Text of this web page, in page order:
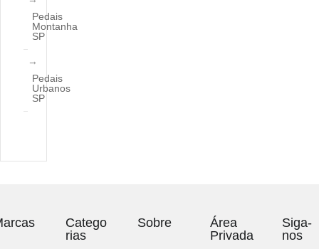
Pedais
Montanha
SP
Pedais
Urbanos
SP
Catego
rias
Sobre
Área
Privada
Siga-
nos